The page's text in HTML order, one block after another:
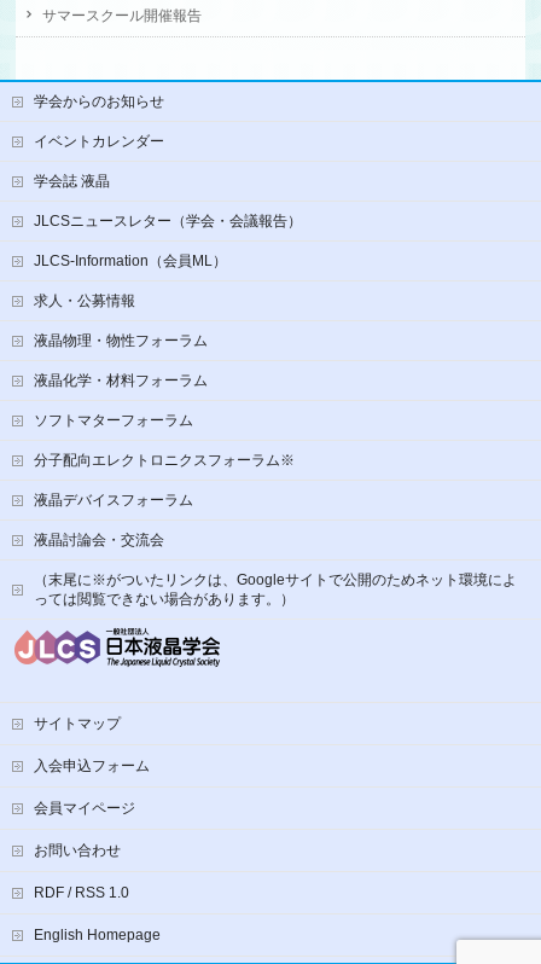
サマースクール開催報告
学会からのお知らせ
イベントカレンダー
学会誌 液晶
JLCSニュースレター（学会・会議報告）
JLCS-Information（会員ML）
求人・公募情報
液晶物理・物性フォーラム
液晶化学・材料フォーラム
ソフトマターフォーラム
分子配向エレクトロニクスフォーラム※
液晶デバイスフォーラム
液晶討論会・交流会
（末尾に※がついたリンクは、Googleサイトで公開のためネット環境によ
っては閲覧できない場合があります。）
サイトマップ
入会申込フォーム
会員マイページ
お問い合わせ
RDF / RSS 1.0
English Homepage